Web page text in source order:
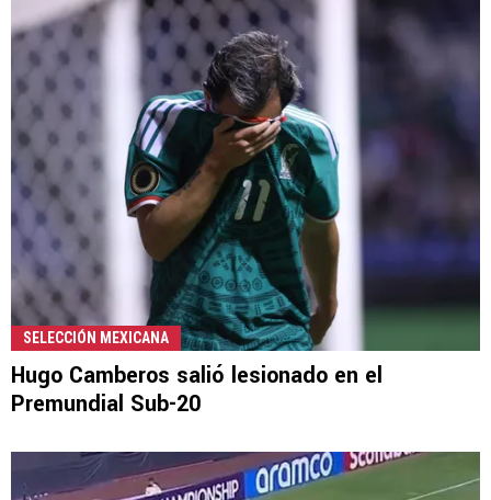
SELECCIÓN MEXICANA
Hugo Camberos salió lesionado en el
Premundial Sub-20